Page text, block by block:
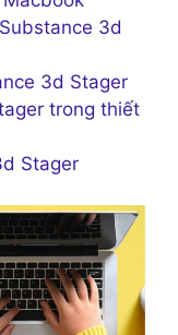
3d
3d Stager
trong thiết
Stager